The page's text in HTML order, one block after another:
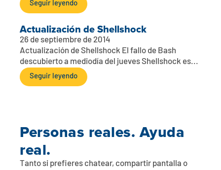
Seguir leyendo
Actualización de Shellshock
26 de septiembre de 2014
Actualización de Shellshock El fallo de Bash
descubierto a mediodía del jueves Shellshock es...
Seguir leyendo
Personas reales. Ayuda
real.
Tanto si prefieres chatear, compartir pantalla o